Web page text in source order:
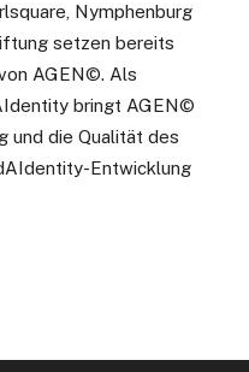
Nymphenburg
setzen bereits
AGEN©. Als
bringt AGEN©
und die Qualität des
Entwicklung